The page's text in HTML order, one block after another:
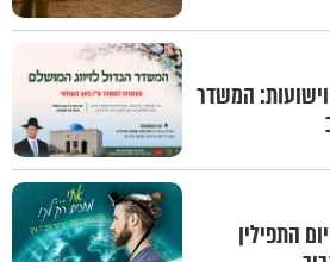
וישועות: המשדר
התפילין